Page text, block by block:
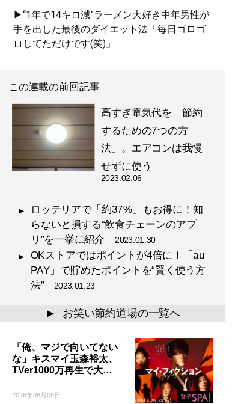
▶“1年で14キロ減”ラーメン大好き中年男性が
手を出した最後のダイエット法「毎日ゴロゴ
ロしてただけです(笑)」
この連載の前回記事
高すぎ電気代を「節約
するための7つの方
法」。エアコンは我慢
せずに使う
2023.02.06
ロッテリアで「約37%」もお得に！知
らないと損する“飲食チェーンのアプ
リ”を一挙に紹介 2023.01.30
OKストアではポイントが4倍に！「au
PAY」で貯めたポイントを“賢く使う方
法”
2023.01.23
▲ お笑い節約道場の一覧へ
「俺、マジで向いてない
な」キスマイ玉森裕太、
TVer1000万再生で大…
2026年08月05日